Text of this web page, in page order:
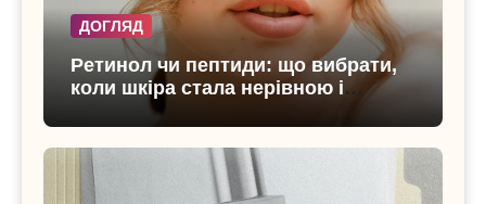
ДОГЛЯД
Ретинол чи пептиди: що вибрати,
коли шкіра стала нерівною і
чутливою